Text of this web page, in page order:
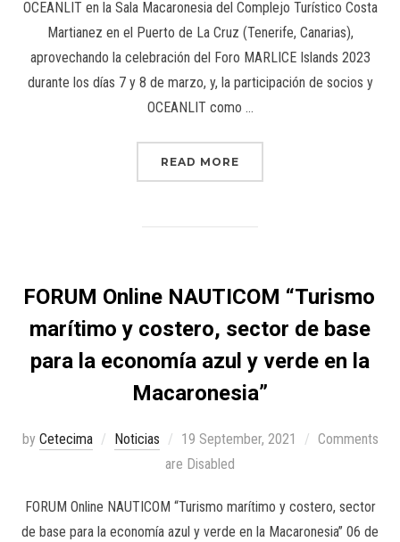
OCEANLIT en la Sala Macaronesia del Complejo Turístico Costa
Martianez en el Puerto de La Cruz (Tenerife, Canarias),
aprovechando la celebración del Foro MARLICE Islands 2023
durante los días 7 y 8 de marzo, y, la participación de socios y
OCEANLIT como …
READ MORE
FORUM Online NAUTICOM “Turismo
marítimo y costero, sector de base
para la economía azul y verde en la
Macaronesia”
by Cetecima Noticias 19 September, 2021
Comments
are Disabled
FORUM Online NAUTICOM “Turismo marítimo y costero, sector
de base para la economía azul y verde en la Macaronesia” 06 de